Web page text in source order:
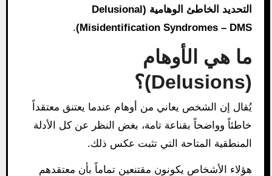
التحديد الخاطئ الوهامية (Delusional
Misidentification Syndromes – DMS)
.
ما هي الأوهام
(Delusions)؟
يُقال إن الشخص يعاني من أوهام عندما يعتنق معتقداً
خاطئاً وواضحاً بقناعة تامة، بغض النظر عن كل الأدلة
المنطقية المتاحة التي تثبت عكس ذلك.
هؤلاء الأشخاص يكونون مقتنعين تماماً بأن معتقدهم